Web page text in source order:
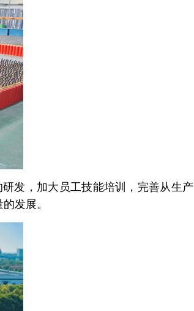
发，加大员工技能培训，完善从生产
发展。